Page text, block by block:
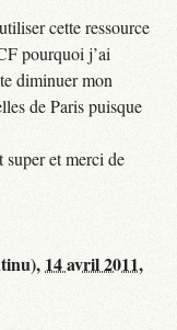
cette ressource
pourquoi j’ai
diminuer mon
de Paris puisque
et merci de
14 avril 2011,